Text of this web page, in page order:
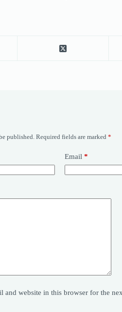
published. Required fields are marked *
Email *
and website in this browser for the